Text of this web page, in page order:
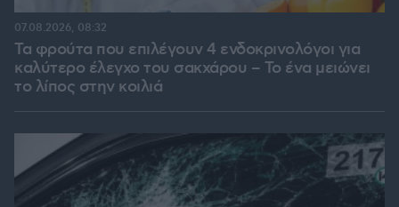
Τα φρούτα που επιλέγουν 4 ενδοκρινολόγοι για
καλύτερο έλεγχο του σακχάρου – Το ένα μειώνει
το λίπος στην κοιλιά
07.08.2026, 08:32